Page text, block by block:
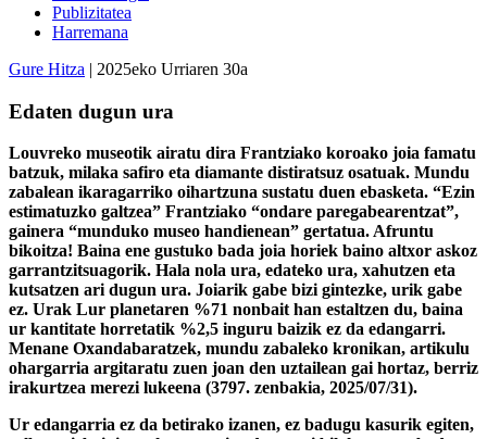
Publizitatea
Harremana
Gure Hitza | 2025eko Urriaren 30a
Edaten dugun ura
Louvreko museotik airatu dira Frantziako koroako joia famatu
batzuk, milaka safiro eta diamante distiratsuz osatuak. Mundu
zabalean ikaragarriko oihartzuna sustatu duen ebasketa. “Ezin
estimatuzko galtzea” Frantziako “ondare paregabearentzat”,
gainera “munduko museo handienean” gertatua. Afruntu
bikoitza! Baina ene gustuko bada joia horiek baino altxor askoz
garrantzitsuagorik. Hala nola ura, edateko ura, xahutzen eta
kutsatzen ari dugun ura. Joiarik gabe bizi gintezke, urik gabe
ez. Urak Lur planetaren %71 nonbait han estaltzen du, baina
ur kantitate horretatik %2,5 inguru baizik ez da edangarri.
Menane Oxandabaratzek, mundu zabaleko kronikan, artikulu
ohargarria argitaratu zuen joan den uztailean gai hortaz, berriz
irakurtzea merezi lukeena (3797. zenbakia, 2025/07/31).
Ur edangarria ez da betirako izanen, ez badugu kasurik egiten,